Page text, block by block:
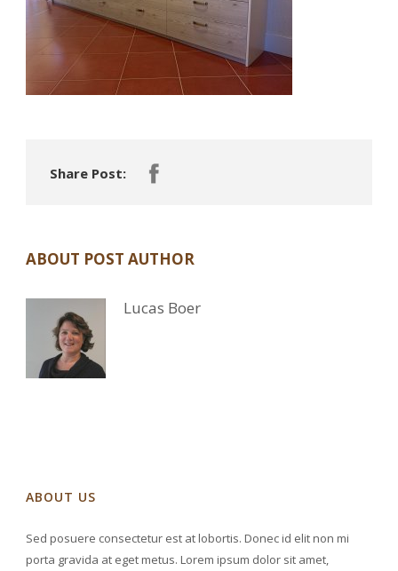
Share Post:
ABOUT POST AUTHOR
Lucas Boer
ABOUT US
Sed posuere consectetur est at lobortis. Donec id elit non mi
porta gravida at eget metus. Lorem ipsum dolor sit amet,